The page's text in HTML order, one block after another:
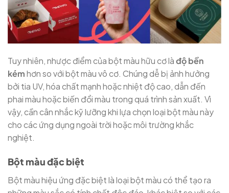
Tuy nhiên, nhược điểm của bột màu hữu cơ làđộ bền
kémhơn so với bột màu vô cơ. Chúng dễ bị ảnh hưởng
bởi tia UV, hóa chất mạnh hoặc nhiệt độ cao, dẫn đến
phai màu hoặc biến đổi màu trong quá trình sản xuất. Vì
vậy, cần cân nhắc kỹ lưỡng khi lựa chọn loại bột màu này
cho các ứng dụng ngoài trời hoặc môi trường khắc
nghiệt.
Bột màu đặc biệt
Bột màu hiệu ứng đặc biệt là loại bột màu có thể tạo ra